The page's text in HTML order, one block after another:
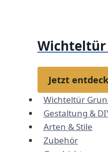
Wichteltür
Jetzt
Wichteltür
Gestaltung &
Arten & Stile
Zubehör